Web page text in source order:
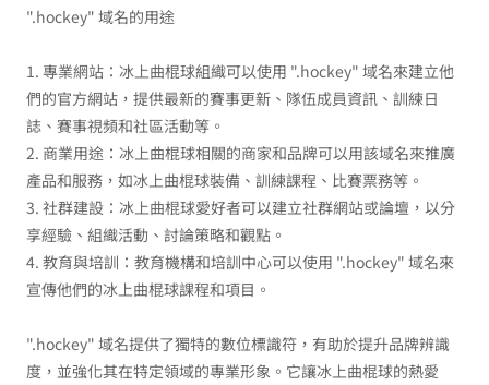
".hockey" 域名的用途
1. 專業網站：冰上曲棍球組織可以使用 ".hockey" 域名來建立他
們的官方網站，提供最新的賽事更新、隊伍成員資訊、訓練日
誌、賽事視頻和社區活動等。
2. 商業用途：冰上曲棍球相關的商家和品牌可以用該域名來推廣
產品和服務，如冰上曲棍球裝備、訓練課程、比賽票務等。
3. 社群建設：冰上曲棍球愛好者可以建立社群網站或論壇，以分
享經驗、組織活動、討論策略和觀點。
4. 教育與培訓：教育機構和培訓中心可以使用 ".hockey" 域名來
宣傳他們的冰上曲棍球課程和項目。
".hockey" 域名提供了獨特的數位標識符，有助於提升品牌辨識
度，並強化其在特定領域的專業形象。它讓冰上曲棍球的熱愛